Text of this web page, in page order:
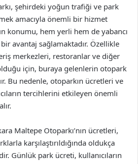
şehirdeki yoğun trafiği ve park
amacıyla önemli bir hizmet
konumu, hem yerli hem de yabancı
avantaj sağlamaktadır. Özellikle
merkezleri, restoranlar ve diğer
için, buraya gelenlerin otopark
Bu nedenle, otoparkın ücretleri ve
tercihlerini etkileyen önemli
Maltepe Otoparkı’nın ücretleri,
karşılaştırıldığında oldukça
Günlük park ücreti, kullanıcıların